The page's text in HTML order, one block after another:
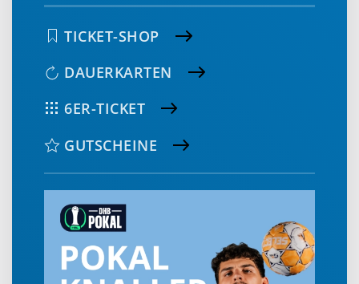
TICKET-SHOP
DAUERKARTEN
6ER-TICKET
GUTSCHEINE